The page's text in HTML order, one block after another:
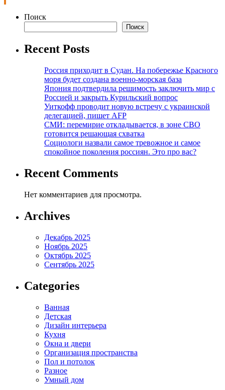
Поиск
Поиск
Recent Posts
Россия приходит в Судан. На побережье Красного
моря будет создана военно-морская база
Япония подтвердила решимость заключить мир с
Россией и закрыть Курильский вопрос
Уиткофф проводит новую встречу с украинской
делегацией, пишет AFP
СМИ: перемирие откладывается, в зоне СВО
готовится решающая схватка
Социологи назвали самое тревожное и самое
спокойное поколения россиян. Это про вас?
Recent Comments
Нет комментариев для просмотра.
Archives
Декабрь 2025
Ноябрь 2025
Октябрь 2025
Сентябрь 2025
Categories
Ванная
Детская
Дизайн интерьера
Кухня
Окна и двери
Организация пространства
Пол и потолок
Разное
Умный дом